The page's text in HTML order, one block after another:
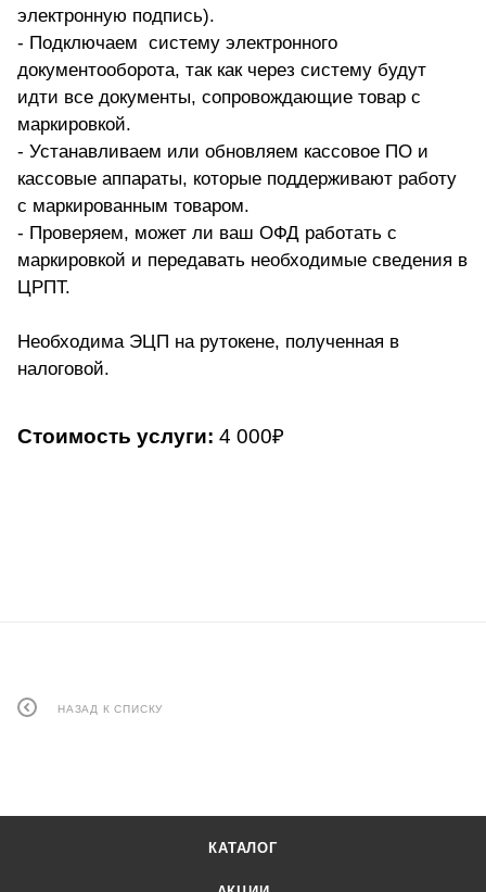
электронную подпись).
- Подключаем систему электронного
документооборота, так как через систему будут
идти все документы, сопровождающие товар с
маркировкой.
- Устанавливаем или обновляем кассовое ПО и
кассовые аппараты, которые поддерживают работу
с маркированным товаром.
- Проверяем, может ли ваш ОФД работать с
маркировкой и передавать необходимые сведения в
ЦРПТ.
Необходима ЭЦП на рутокене, полученная в
налоговой.
Стоимость услуги: 4 000₽
НАЗАД К СПИСКУ
КАТАЛОГ